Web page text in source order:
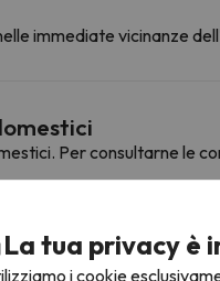
immediate vicinanze
Per consultarne le
vicine
La tua privacy è
i cookie